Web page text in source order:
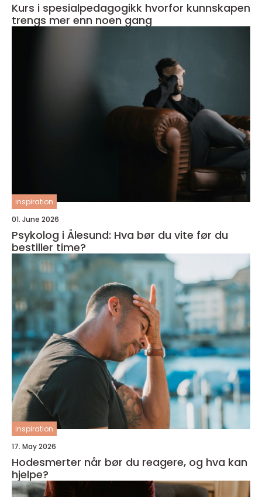
Kurs i spesialpedagogikk hvorfor kunnskapen
trengs mer enn noen gang
inspiration
01. June 2026
Psykolog i Ålesund: Hva bør du vite før du
bestiller time?
inspiration
17. May 2026
Hodesmerter når bør du reagere, og hva kan
hjelpe?